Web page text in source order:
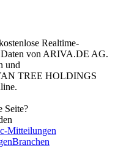
Realtime-
von ARIVA.DE AG.
und
TREE HOLDINGS
.
Seite?
Mitteilungen
Branchen